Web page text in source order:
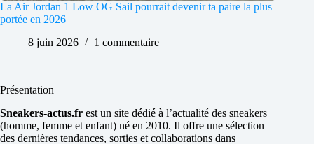
La Air Jordan 1 Low OG Sail pourrait devenir ta paire la plus
portée en 2026
8 juin 2026
1 commentaire
Présentation
Sneakers-actus.fr est un site dédié à l’actualité des sneakers
(homme, femme et enfant) né en 2010. Il offre une sélection
des dernières tendances, sorties et collaborations dans